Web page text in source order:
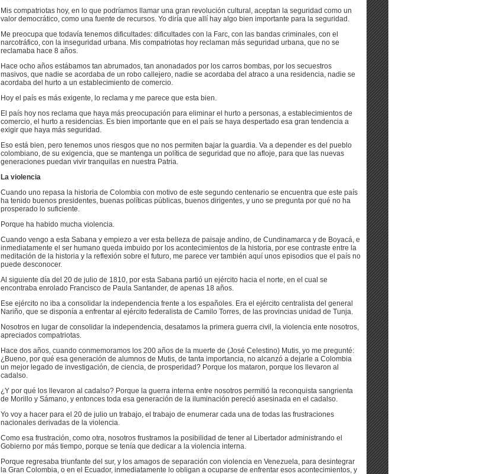
Mis compatriotas hoy, en lo que podríamos llamar una gran revolución cultural, aceptan la seguridad como un
valor democrático, como una fuente de recursos. Yo diría que allí hay algo bien importante para la seguridad.
Me preocupa que todavía tenemos dificultades: dificultades con la Farc, con las bandas criminales, con el
narcotráfico, con la inseguridad urbana. Mis compatriotas hoy reclaman más seguridad urbana, que no se
reclamaba hace 8 años.
Hace ocho años estábamos tan abrumados, tan anonadados por los carros bombas, por los secuestros
masivos, que nadie se acordaba de un robo callejero, nadie se acordaba del atraco a una residencia, nadie se
acordaba del hurto a un establecimiento de comercio.
Hoy el país es más exigente, lo reclama y me parece que esta bien.
El país hoy nos reclama que haya más preocupación para eliminar el hurto a personas, a establecimientos de
comercio, el hurto a residencias. Es bien importante que en el país se haya despertado esa gran tendencia a
exigir que haya más seguridad.
Eso está bien, pero tenemos unos riesgos que no nos permiten bajar la guardia. Va a depender es del pueblo
colombiano, de su exigencia, que se mantenga un política de seguridad que no afloje, para que las nuevas
generaciones puedan vivir tranquilas en nuestra Patria.
La violencia
Cuando uno repasa la historia de Colombia con motivo de este segundo centenario se encuentra que este país
ha tenido buenos presidentes, buenas políticas públicas, buenos dirigentes, y uno se pregunta por qué no ha
prosperado lo suficiente.
Porque ha habido mucha violencia.
Cuando vengo a esta Sabana y empiezo a ver esta belleza de paisaje andino, de Cundinamarca y de Boyacá, e
inmediatamente el ser humano queda imbuido por los acontecimientos de la historia, por ese contraste entre la
meditación de la historia y la reflexión sobre el futuro, me parece ver también aquí unos episodios que el país no
puede desconocer.
Al siguiente día del 20 de julio de 1810, por esta Sabana partió un ejército hacia el norte, en el cual se
encontraba enrolado Francisco de Paula Santander, de apenas 18 años.
Ese ejército no iba a consolidar la independencia frente a los españoles. Era el ejército centralista del general
Nariño, que se disponía a enfrentar al ejército federalista de Camilo Torres, de las provincias unidad de Tunja.
Nosotros en lugar de consolidar la independencia, desatamos la primera guerra civil, la violencia ente nosotros,
apreciados compatriotas.
Hace dos años, cuando conmemoramos los 200 años de la muerte de (José Celestino) Mutis, yo me pregunté:
¿Bueno, por qué esa generación de alumnos de Mutis, de tanta importancia, no alcanzó a dejarle a Colombia
un mejor legado de investigación, de ciencia, de prosperidad? Porque los mataron, porque los llevaron al
cadalso.
¿Y por qué los llevaron al cadalso? Porque la guerra interna entre nosotros permitió la reconquista sangrienta
de Morillo y Sámano, y entonces toda esa generación de la iluminación pereció asesinada en el cadalso.
Yo voy a hacer para el 20 de julio un trabajo, el trabajo de enumerar cada una de todas las frustraciones
nacionales derivadas de la violencia.
Como esa frustración, como otra, nosotros frustramos la posibilidad de tener al Libertador administrando el
Gobierno por más tiempo, porque se tenía que dedicar a la violencia interna.
Porque regresaba triunfante del sur, y los amagos de separación con violencia en Venezuela, para desintegrar
la Gran Colombia, o en el Ecuador, inmediatamente lo obligan a ocuparse de enfrentar esos acontecimientos, y